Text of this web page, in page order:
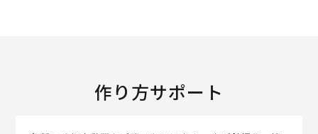
作り方サポート